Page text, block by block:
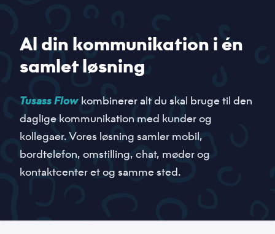
Al din kommunikation i én
samlet løsning
Tusass Flow kombinerer alt du skal bruge til den
daglige kommunikation med kunder og
kollegaer. Vores løsning samler mobil,
bordtelefon, omstilling, chat, møder og
kontaktcenter et og samme sted.
Navn